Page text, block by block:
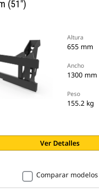
(51")
Altura
655 mm
Ancho
1300 mm
Peso
155.2 kg
Ver Detalles
Comparar modelos